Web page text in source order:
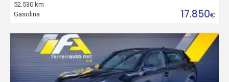
52.530 km
Gasolina
17.850€